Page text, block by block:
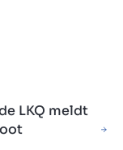
LKQ meldt